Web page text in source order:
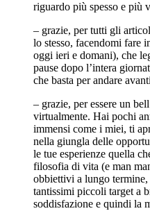
riguardo più spesso e
– grazie, per tutti gli
lo stesso, facendomi fare
oggi ieri e domani), che
pause dopo l’intera
che basta per andare
– grazie, per essere un
virtualmente. Hai pochi
immensi come i miei, ti
nella giungla delle
le tue esperienze quella
filosofia di vita (e man
obbiettivi a lungo
tantissimi piccoli target a
soddisfazione e quindi la